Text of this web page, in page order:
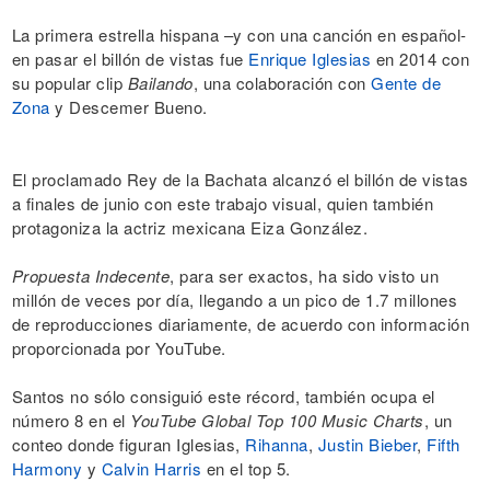
La primera estrella hispana –y con una canción en español-
en pasar el billón de vistas fue Enrique Iglesias en 2014 con
su popular clip Bailando, una colaboración con Gente de
Zona y Descemer Bueno.
El proclamado Rey de la Bachata alcanzó el billón de vistas
a finales de junio con este trabajo visual, quien también
protagoniza la actriz mexicana Eiza González.
Propuesta Indecente, para ser exactos, ha sido visto un
millón de veces por día, llegando a un pico de 1.7 millones
de reproducciones diariamente, de acuerdo con información
proporcionada por YouTube.
Santos no sólo consiguió este récord, también ocupa el
número 8 en el YouTube Global Top 100 Music Charts, un
conteo donde figuran Iglesias, Rihanna, Justin Bieber, Fifth
Harmony y Calvin Harris en el top 5.